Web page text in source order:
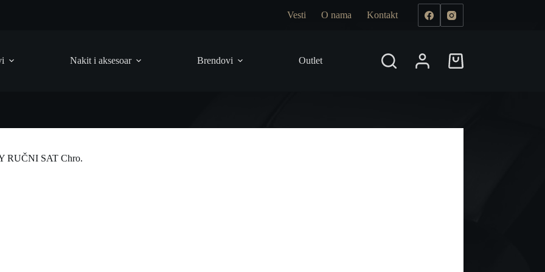
Vesti O nama Kontakt
Nakit i aksesoar Brendovi Outlet Prodajna mesta
Shopping
RUČNI SAT Chro.